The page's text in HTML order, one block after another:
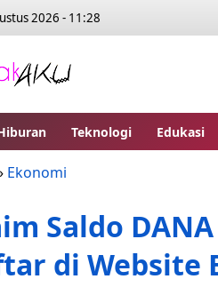
2026 - 11:28
Teknologi Edukasi
Ekonomi
Saldo
di Website